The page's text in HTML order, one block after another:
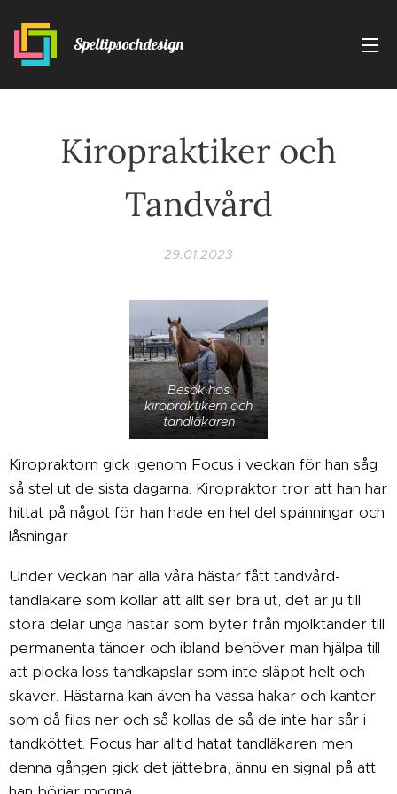
Speltipsochdesign
Kiropraktiker och
Tandvård
29.01.2023
Besök hos
kiropraktikern och
tandläkaren
Kiropraktorn gick igenom Focus i veckan för han såg
så stel ut de sista dagarna. Kiropraktor tror att han har
hittat på något för han hade en hel del spänningar och
låsningar.
Under veckan har alla våra hästar fått tandvård-
tandläkare som kollar att allt ser bra ut, det är ju till
stora delar unga hästar som byter från mjölktänder till
permanenta tänder och ibland behöver man hjälpa till
att plocka loss tandkapslar som inte släppt helt och
skaver. Hästarna kan även ha vassa hakar och kanter
som då filas ner och så kollas de så de inte har sår i
tandköttet. Focus har alltid hatat tandläkaren men
denna gången gick det jättebra, ännu en signal på att